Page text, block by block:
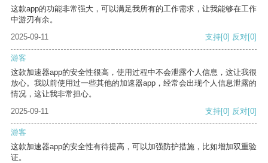
这款app的功能非常强大，可以满足我所有的工作需求，让我能够在工作
中游刃有余。
2025-09-11
支持[0] 反对[0]
游客
这款加速器app的安全性很高，使用过程中不会泄露个人信息，这让我很
放心。我以前使用过一些其他的加速器app，经常会出现个人信息泄露的
情况，这让我非常担心。
2025-09-11
支持[0] 反对[0]
游客
这款加速器app的安全性有待提高，可以加强防护措施，比如增加双重验
证。